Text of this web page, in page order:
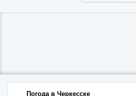
Погода в Черкесске